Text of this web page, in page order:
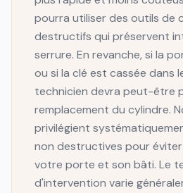
pourra utiliser des outils de
destructifs qui préservent
serrure. En revanche, si la
ou si la clé est cassée dans
technicien devra peut-être
remplacement du cylindre.
privilégient
non destructives pour
votre porte et son bâti. Le
d'intervention varie